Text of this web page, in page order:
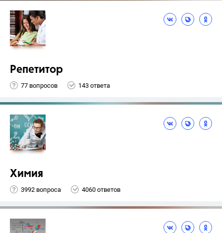
Репетитор
77 вопросов 143 ответа
Химия
3992 вопроса 4060 ответов